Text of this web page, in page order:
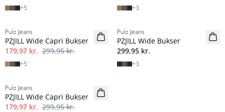
+5 +3
-40%
Pulz Jeans
PZJILL Wide Capri Bukser
179,97 kr. 299,95 kr.
+5
NYHED
Pulz Jeans
PZJILL Wide Bukser
299,95 kr.
+3
-40%
Pulz Jeans
PZJILL Wide Capri Bukser
179,97 kr. 299,95 kr.